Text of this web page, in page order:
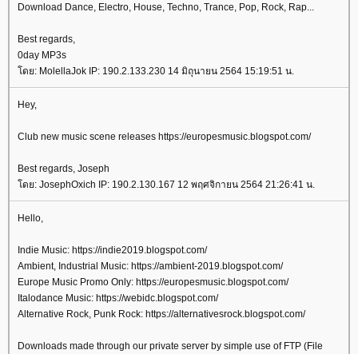
Download Dance, Electro, House, Techno, Trance, Pop, Rock, Rap...
Best regards,
0day MP3s
โดย: MolellaJok IP: 190.2.133.230 14 มิถุนายน 2564 15:19:51 น.
Hey,
Club new music scene releases https://europesmusic.blogspot.com/
Best regards, Joseph
โดย: JosephOxich IP: 190.2.130.167 12 พฤศจิกายน 2564 21:26:41 น.
Hello,
Indie Music: https://indie2019.blogspot.com/
Ambient, Industrial Music: https://ambient-2019.blogspot.com/
Europe Music Promo Only: https://europesmusic.blogspot.com/
Italodance Music: https://webidc.blogspot.com/
Alternative Rock, Punk Rock: https://alternativesrock.blogspot.com/
Downloads made through our private server by simple use of FTP (File